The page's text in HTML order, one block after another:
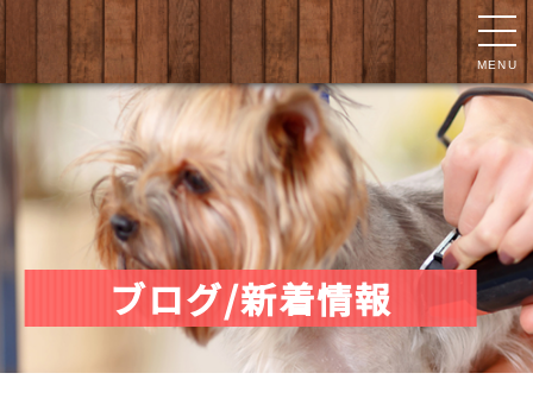
MENU
ブログ/新着情報